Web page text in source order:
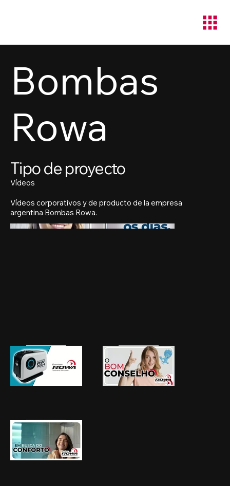
Bombas
Rowa
Tipo de proyecto
Vídeos
Vídeos corporativos y de producto de la empresa
argentina Bombas Rowa.